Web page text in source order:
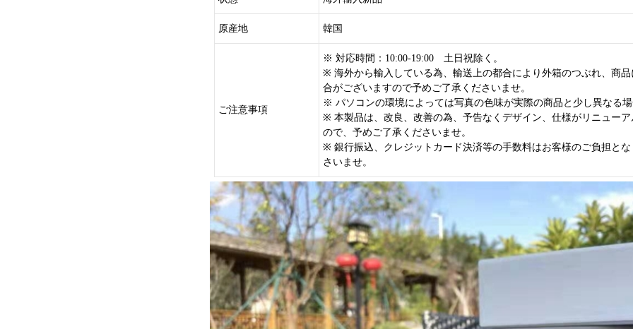
原産地 韓国
ご注意事項
※ 対応時間：10:00-19:00 土日祝除く。
※ 海外から輸入している為、輸送上の都合により外箱のつぶれ、商
合がございますので予めご了承くださいませ。
※ パソコンの環境によっては写真の色味が実際の商品と少し異なる場
※ 本製品は、改良、改善の為、予告なくデザイン、仕様がリニュー
ので、予めご了承くださいませ。
※ 銀行振込、クレジットカード決済等の手数料はお客様のご負担と
さいませ。